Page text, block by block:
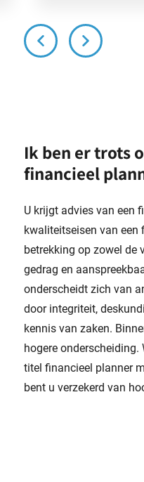
Ik ben er trots
financieel
U krijgt advies van een
kwaliteitseisen van een
betrekking op zowel de
gedrag en
onderscheidt zich van
door integriteit,
kennis van zaken.
hogere
titel financieel planner
bent u verzekerd van